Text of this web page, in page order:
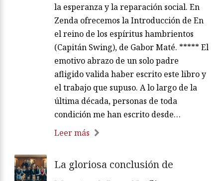
la esperanza y la reparación social. En
Zenda ofrecemos la Introducción de En
el reino de los espíritus hambrientos
(Capitán Swing), de Gabor Maté. ***** El
emotivo abrazo de un solo padre
afligido valida haber escrito este libro y
el trabajo que supuso. A lo largo de la
última década, personas de toda
condición me han escrito desde…
Leer más
La gloriosa conclusión de